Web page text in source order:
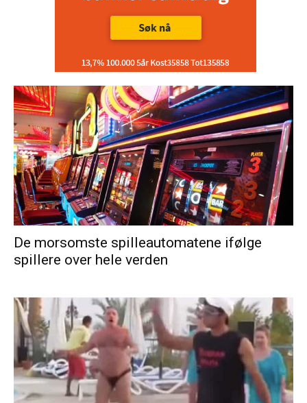
De morsomste spilleautomatene ifølge
spillere over hele verden